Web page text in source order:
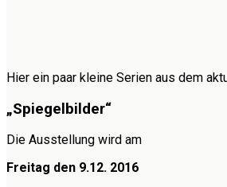
Hier ein paar kleine Serien aus dem
„Spiegelbilder“
Die Ausstellung wird am
Freitag den 9.12. 2016